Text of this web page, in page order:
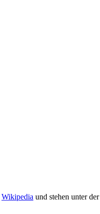
Wikipedia und stehen unter der